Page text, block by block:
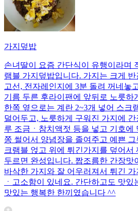
가지덮밥
손녀딸이 요즘 간단식이 유행이라며
램블 가지덮밥입니다. 가지는 크게
고선, 전자레인지에 3분 돌려 꺼네놓
기름 두른 후라이팬에 앞뒤로 노릇하
한쪽 옆으로는 계란 2~3개 넣어 스크
덜어두고, 노릇하게 구워진 가지에
루 조금ㆍ참치액젓 등을 넣고 기호에
쫑 썰어서 양념장을 졸여주고 예쁜
크램블 얹고 위에 튀긴가지를 덮어서
두르면 완성입니다. 짭조름한 간장맛
바삭한 가지와 잘 어우러져서 튀긴
ㆍ고소함이 있네요. 간단하고도 맛
맛있는 행복한 한끼였습니다 ^^